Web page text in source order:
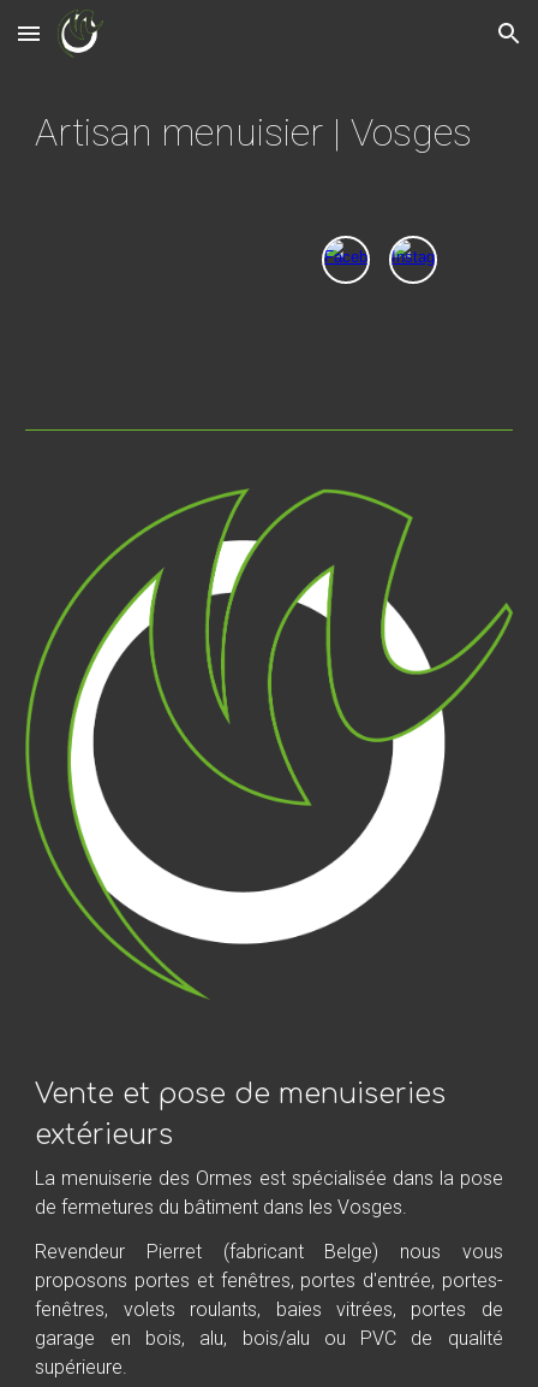
Skip to main content Skip to navigation
Artisan menuisier | Vosges
Vente et pose de menuiseries
extérieurs
La menuiserie des Ormes est spécialisée dans la pose
de fermetures du bâtiment dans les Vosges.
Revendeur Pierret (fabricant Belge) nous vous
proposons portes et fenêtres, portes d'entrée, portes-
fenêtres, volets roulants, baies vitrées, portes de
garage en bois, alu, bois/alu ou PVC de qualité
supérieure.